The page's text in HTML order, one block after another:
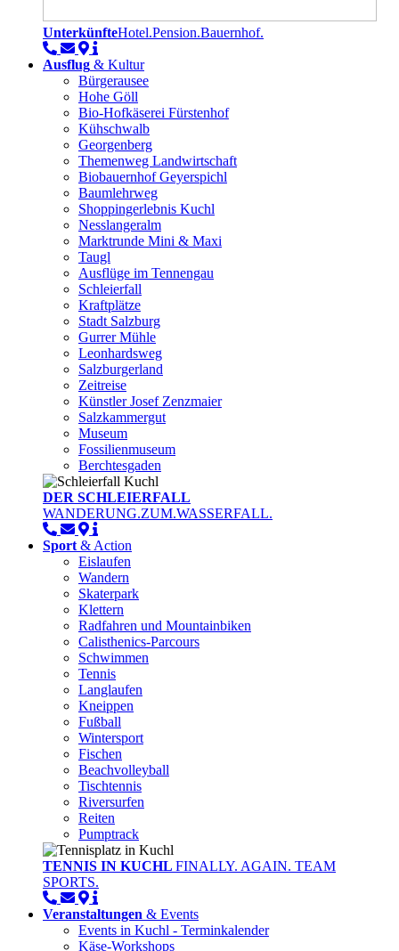
UnterkünfteHotel.Pension.Bauernhof.
Ausflug & Kultur
Bürgerausee
Hohe Göll
Bio-Hofkäserei Fürstenhof
Kühschwalb
Georgenberg
Themenweg Landwirtschaft
Biobauernhof Geyerspichl
Baumlehrweg
Shoppingerlebnis Kuchl
Nesslangeralm
Marktrunde Mini & Maxi
Taugl
Ausflüge im Tennengau
Schleierfall
Kraftplätze
Stadt Salzburg
Gurrer Mühle
Leonhardsweg
Salzburgerland
Zeitreise
Künstler Josef Zenzmaier
Salzkammergut
Museum
Fossilienmuseum
Berchtesgaden
DER SCHLEIERFALL
WANDERUNG.ZUM.WASSERFALL.
Sport& Action
Eislaufen
Wandern
Skaterpark
Klettern
Radfahren und Mountainbiken
Calisthenics-Parcours
Schwimmen
Tennis
Langlaufen
Kneippen
Fußball
Wintersport
Fischen
Beachvolleyball
Tischtennis
Riversurfen
Reiten
Pumptrack
TENNIS IN KUCHL FINALLY. AGAIN. TEAM
SPORTS.
Veranstaltungen & Events
Events in Kuchl - Terminkalender
Käse-Workshops